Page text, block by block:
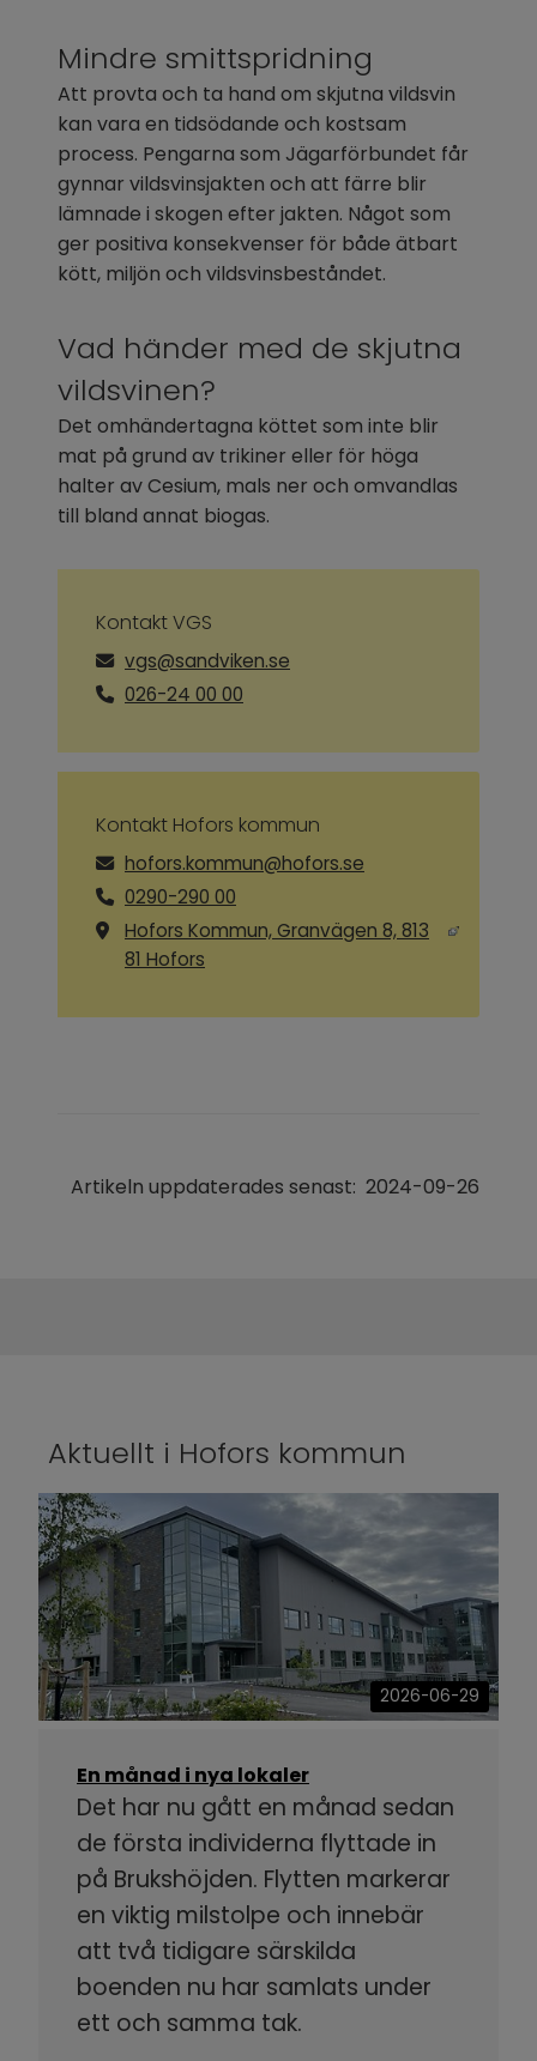
Mindre smittspridning
Att provta och ta hand om skjutna vildsvin
kan vara en tidsödande och kostsam
process. Pengarna som Jägarförbundet får
gynnar vildsvinsjakten och att färre blir
lämnade i skogen efter jakten. Något som
ger positiva konsekvenser för både ätbart
kött, miljön och vildsvinsbeståndet.
Vad händer med de skjutna
vildsvinen?
Det omhändertagna köttet som inte blir
mat på grund av trikiner eller för höga
halter av Cesium, mals ner och omvandlas
till bland annat biogas.
Kontakt VGS
vgs@sandviken.se
026-24 00 00
Kontakt Hofors kommun
hofors.kommun@hofors.se
0290-290 00
Hofors Kommun, Granvägen 8, 813
81 Hofors
Artikeln uppdaterades senast: 2024-09-26
Aktuellt i Hofors kommun
2026-06-29
En månad i nya lokaler
Det har nu gått en månad sedan
de första individerna flyttade in
på Brukshöjden. Flytten markerar
en viktig milstolpe och innebär
att två tidigare särskilda
boenden nu har samlats under
ett och samma tak.